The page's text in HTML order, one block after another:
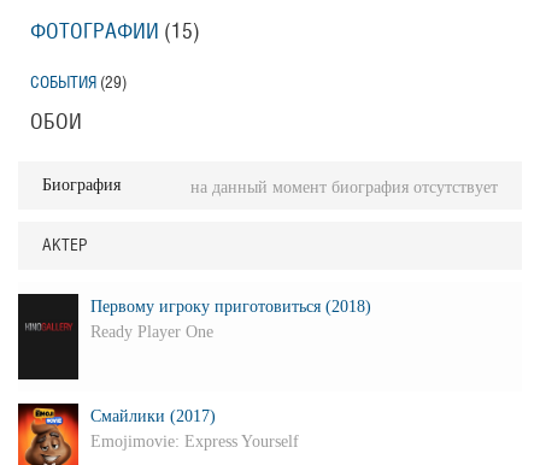
ФОТОГРАФИИ (15)
СОБЫТИЯ (29)
ОБОИ
Биография на данный момент биография отсутствует
АКТЕР
Первому игроку приготовиться (2018)
Ready Player One
Смайлики (2017)
Emojimovie: Express Yourself